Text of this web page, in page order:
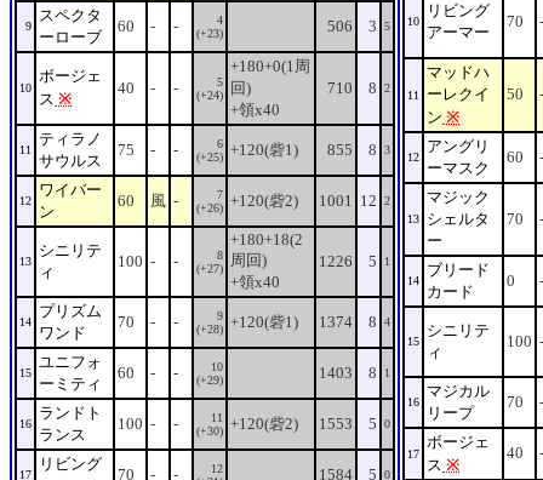
9
スペクタ
ーローブ
60 - -
4
(+23)
506 3 5
10
ボージェ
ス ※
40 - -
5
(+24)
+180+0(1周
回)
+領x40
710 8 2
11
ティラノ
サウルス
75 - -
6
(+25) +120(砦1) 855 8 3
12
ワイバー
ン
60 風 -
7
(+26) +120(砦2) 1001 12 2
13
シニリテ
ィ
100 - -
8
(+27)
+180+18(2
周回)
+領x40
1226 5 1
14
プリズム
ワンド
70 - -
9
(+28) +120(砦1) 1374 8 4
15
ユニフォ
ーミティ
60 - -
10
(+29)
1403 8 1
16
ランドト
ランス
100 - -
11
(+30) +120(砦2) 1553 5 0
17
リビング
70 - -
12
1584 5 0
10
リビング
アーマー
70 -
11
マッドハ
ーレクイ
ン ※
50 -
12
アングリ
ーマスク
60 -
13
マジック
シェルタ
ー
70 -
14
ブリード
カード
0 -
15
シニリテ
ィ
100 -
16
マジカル
リープ
70 -
17
ボージェ
ス ※
40 -